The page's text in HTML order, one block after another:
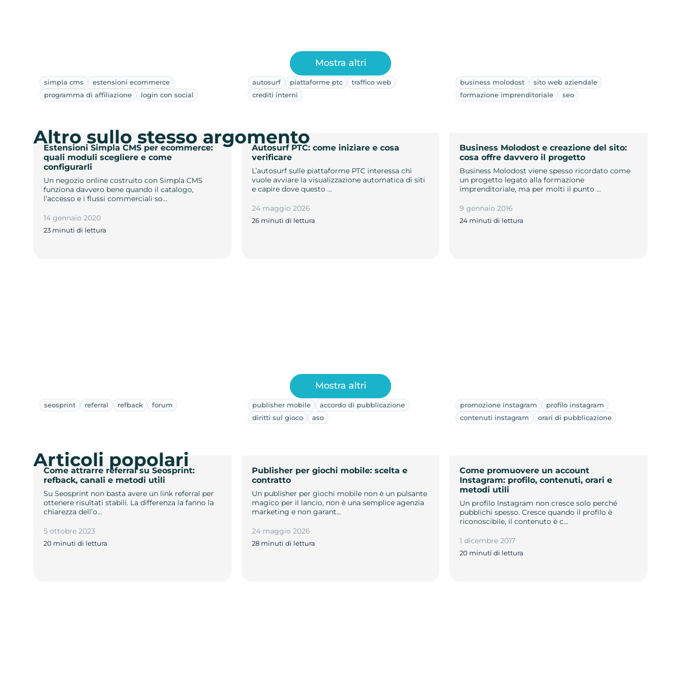
simpla cms
estensioni ecommerce
programma di affiliazione
login con social
Estensioni Simpla CMS per ecommerce:
quali moduli scegliere e come
configurarli
Un negozio online costruito con Simpla CMS
funziona davvero bene quando il catalogo,
l’accesso e i flussi commerciali so…
14 gennaio 2020
23 minuti di lettura
autosurf piattaforme ptc
traffico web
crediti interni
Autosurf PTC: come iniziare e cosa
verificare
L’autosurf sulle piattaforme PTC interessa chi
vuole avviare la visualizzazione automatica di siti
e capire dove questo …
24 maggio 2026
26 minuti di lettura
business molodost
sito web aziendale
formazione imprenditoriale
seo
Business Molodost e creazione del sito:
cosa offre davvero il progetto
Business Molodost viene spesso ricordato come
un progetto legato alla formazione
imprenditoriale, ma per molti il punto …
9 gennaio 2016
24 minuti di lettura
Mostra altri
Altro sullo stesso argomento
seosprint referral refback forum
Come attrarre referral su Seosprint:
refback, canali e metodi utili
Su Seosprint non basta avere un link referral per
ottenere risultati stabili. La differenza la fanno la
chiarezza dell’o…
5 ottobre 2023
20 minuti di lettura
publisher mobile
accordo di pubblicazione
diritti sul gioco
aso
Publisher per giochi mobile: scelta e
contratto
Un publisher per giochi mobile non è un pulsante
magico per il lancio, non è una semplice agenzia
marketing e non garant…
24 maggio 2026
28 minuti di lettura
promozione instagram
profilo instagram
contenuti instagram
orari di pubblicazione
Come promuovere un account
Instagram: profilo, contenuti, orari e
metodi utili
Un profilo Instagram non cresce solo perché
pubblichi spesso. Cresce quando il profilo è
riconoscibile, il contenuto è c…
1 dicembre 2017
20 minuti di lettura
Mostra altri
Articoli popolari